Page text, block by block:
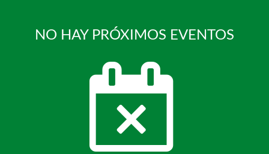
NO HAY PRÓXIMOS EVENTOS